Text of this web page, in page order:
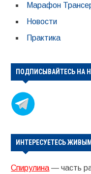
Марафон
Новости
Практика
ПОДПИСЫВАЙТЕСЬ НА
ИНТЕРЕСУЕТЕСЬ
Спирулина — часть